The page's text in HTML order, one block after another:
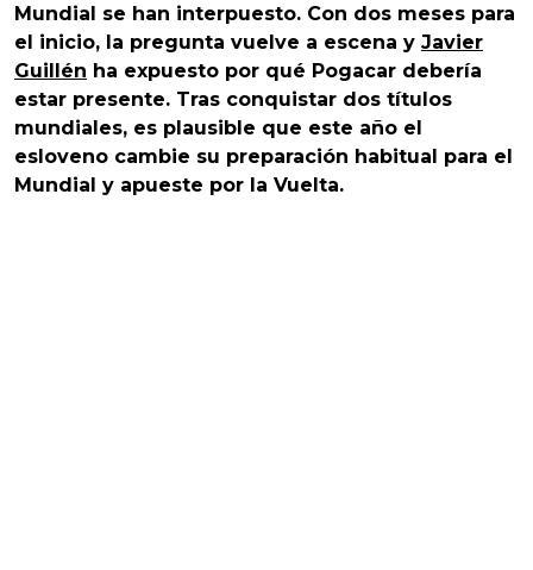
Mundial se han interpuesto. Con dos meses para
el inicio, la pregunta vuelve a escena y Javier
Guillén ha expuesto por qué Pogacar debería
estar presente. Tras conquistar dos títulos
mundiales, es plausible que este año el
esloveno cambie su preparación habitual para el
Mundial y apueste por la Vuelta.